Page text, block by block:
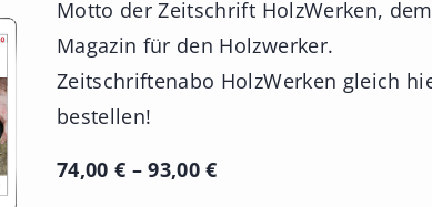
Motto der Zeitschrift HolzWerken, dem
Magazin für den Holzwerker.
Zeitschriftenabo HolzWerken gleich
bestellen!
74,00 € –93,00€P